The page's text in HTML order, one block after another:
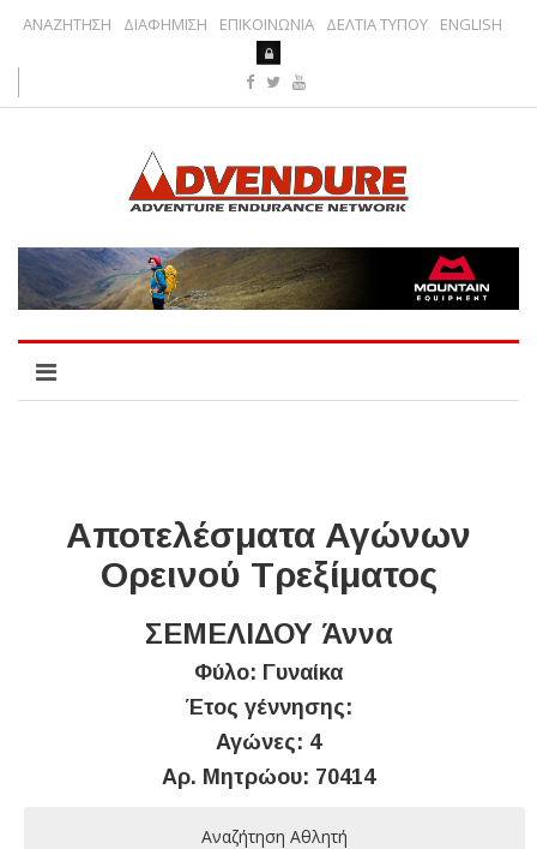
ΑΝΑΖΗΤΗΣΗ ΔΙΑΦΗΜΙΣΗ ΕΠΙΚΟΙΝΩΝΙΑ ΔΕΛΤΙΑ ΤΥΠΟΥ ENGLISH
Αποτελέσματα Αγώνων
Ορεινού Τρεξίματος
ΣΕΜΕΛΙΔΟΥ Άννα
Φύλο: Γυναίκα
Έτος γέννησης:
Αγώνες: 4
Αρ. Μητρώου: 70414
Αναζήτηση Αθλητή